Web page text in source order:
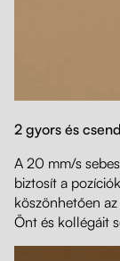
2 gyors és
A 20 mm/s
biztosít a
köszönhetően
Önt és kollégáit